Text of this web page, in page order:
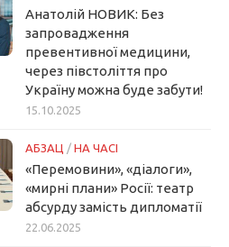
Анатолій НОВИК: Без
запровадження
превентивної медицини,
через півстоліття про
Україну можна буде забути!
15.10.2025
АБЗАЦ / НА ЧАСІ
«Перемовини», «діалоги»,
«мирні плани» Росії: театр
абсурду замість дипломатії
22.06.2025